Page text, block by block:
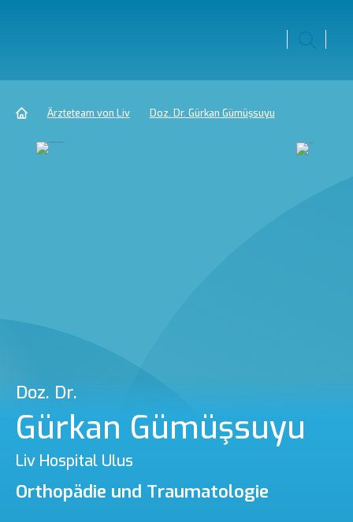
Ärzteteam von Liv Doz. Dr. Gürkan Gümüşsuyu
Doz. Dr.
Gürkan Gümüşsuyu
Liv Hospital Ulus
Orthopädie und Traumatologie